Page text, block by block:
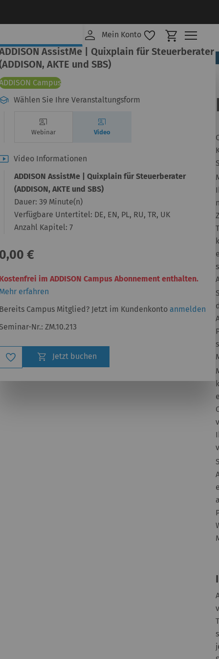
Mein Konto Mein
AssistMe | Quixplain für Steuerberater
AKTE und SBS)
Campus
Wählen Sie Ihre Veranstaltungsform
Webinar Video
Video Informationen
ADDISON AssistMe | Quixplain für Steuerberater
(ADDISON, AKTE und SBS)
Dauer: 39 Minute(n)
Verfügbare Untertitel: DE, EN, PL, RU, TR, UK
Anzahl Kapitel: 7
€
im ADDISON Campus Abonnement enthalten.
erfahren
Campus Mitglied? Jetzt im Kundenkonto anmelden
Nr.: ZM.10.213
Wunschliste
Jetzt buchen